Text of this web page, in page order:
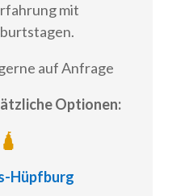
mit
auf Anfrage
Optionen:
🛕
Hüpfburg